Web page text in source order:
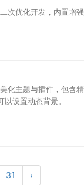
次优化开发，内置增
化主题与插件，包含
设置动态背景。
31 ›